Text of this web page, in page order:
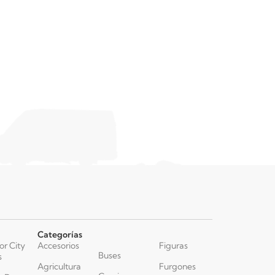
City
Categorías
Accesorios
Agricultura
Buses
Figuras
Furgones